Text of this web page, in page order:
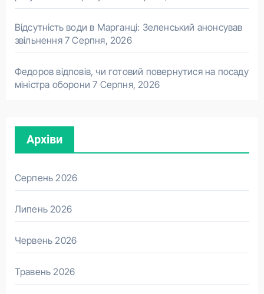
Відсутність води в Марганці: Зеленський анонсував
звільнення 7 Серпня, 2026
Федоров відповів, чи готовий повернутися на посаду
міністра оборони 7 Серпня, 2026
Архіви
Серпень 2026
Липень 2026
Червень 2026
Травень 2026